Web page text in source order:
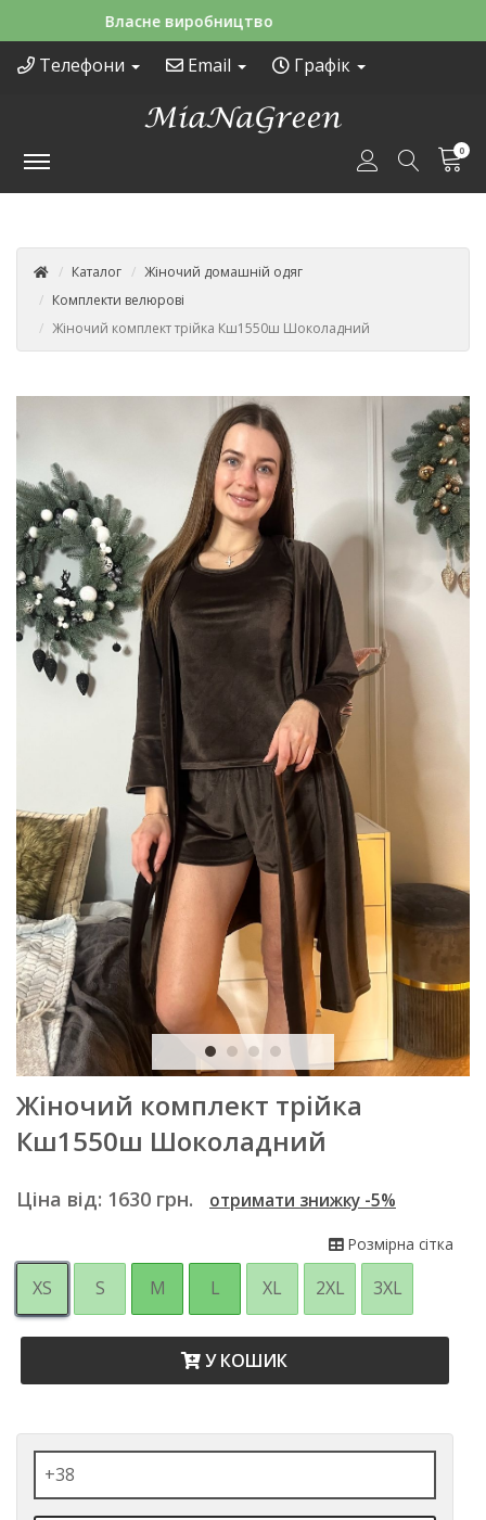
Зручні способи оплати
Телефони Email Графік
0
Каталог
Жіночий домашній одяг
Комплекти велюрові
Жіночий комплект трійка Кш1550ш Шоколадний
Жіночий комплект трійка
Кш1550ш Шоколадний
Ціна від: 1630 грн. отримати знижку -5%
Розмірна сітка
XS S M L XL 2XL 3XL
У КОШИК